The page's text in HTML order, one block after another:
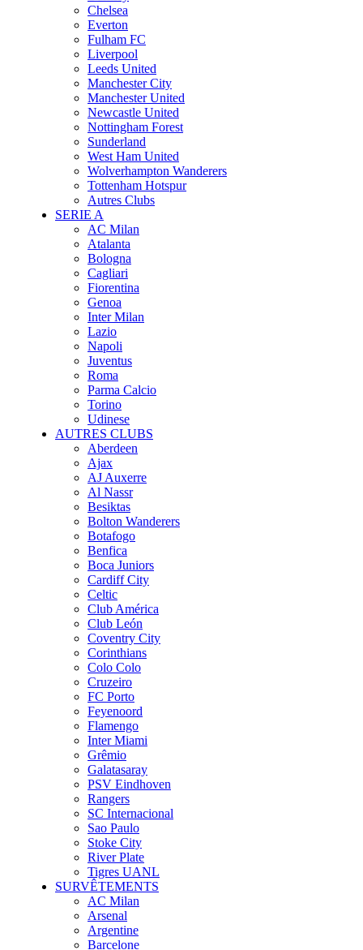
Chelsea
Everton
Fulham FC
Liverpool
Leeds United
Manchester City
Manchester United
Newcastle United
Nottingham Forest
Sunderland
West Ham United
Wolverhampton Wanderers
Tottenham Hotspur
Autres Clubs
SERIE A
AC Milan
Atalanta
Bologna
Cagliari
Fiorentina
Genoa
Inter Milan
Lazio
Napoli
Juventus
Roma
Parma Calcio
Torino
Udinese
AUTRES CLUBS
Aberdeen
Ajax
AJ Auxerre
Al Nassr
Besiktas
Bolton Wanderers
Botafogo
Benfica
Boca Juniors
Cardiff City
Celtic
Club América
Club León
Coventry City
Corinthians
Colo Colo
Cruzeiro
FC Porto
Feyenoord
Flamengo
Inter Miami
Grêmio
Galatasaray
PSV Eindhoven
Rangers
SC Internacional
Sao Paulo
Stoke City
River Plate
Tigres UANL
SURVÊTEMENTS
AC Milan
Arsenal
Argentine
Barcelone